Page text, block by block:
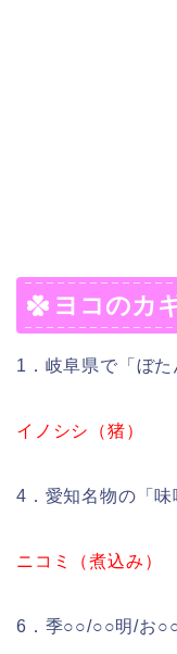
ヨコのカ
1．岐阜県で「ぼ
イノシシ（猪）
4．愛知名物の「味
ニコミ（煮込み）
6．季○○/○○明/お